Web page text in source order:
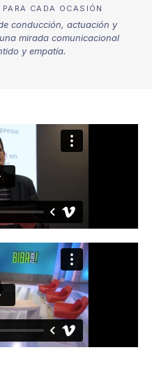
CADA OCASIÓN
conducción, actuación y
mirada comunicacional
y empatía.